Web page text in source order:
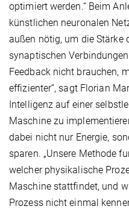
optimiert werden.“ Beim
künstlichen neuronalen
außen nötig, um die Stärke
synaptischen
Feedback nicht brauchen,
effizienter“, sagt Florian
Intelligenz auf einer
Maschine zu
dabei nicht nur Energie,
sparen. „Unsere Methode
welcher physikalische
Maschine stattfindet, und
Prozess nicht einmal